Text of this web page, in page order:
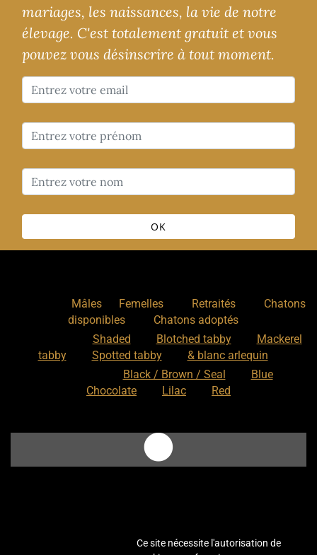
mariages, les naissances, la vie de notre
élevage. C'est totalement gratuit et vous
pouvez vous désinscrire à tout moment.
OK
Mâles Femelles Retraités
Chatons
disponibles
Chatons adoptés
Shaded Blotched tabby
Mackerel
tabby
Spotted tabby & blanc arlequin
Black / Brown / Seal
Blue
Chocolate
Lilac Red
Ce site nécessite l'autorisation de